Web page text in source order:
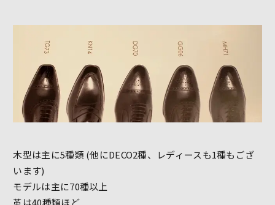
木型は主に5種類 (他にDECO2種、レディースも1種もござ
います)
モデルは主に70種以上
革は40種類ほど